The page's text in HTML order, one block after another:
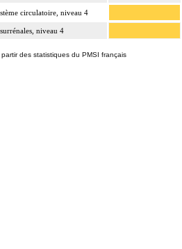
circulatoire, niveau 4
niveau 4
des statistiques du PMSI français